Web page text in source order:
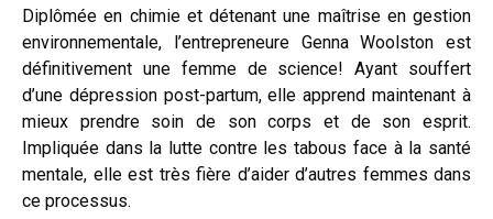
Diplômée en chimie et détenant une maîtrise en gestion
environnementale, l’entrepreneure Genna Woolston est
définitivement une femme de science! Ayant souffert
d’une dépression post-partum, elle apprend maintenant à
mieux prendre soin de son corps et de son esprit.
Impliquée dans la lutte contre les tabous face à la santé
mentale, elle est très fière d’aider d’autres femmes dans
ce processus.